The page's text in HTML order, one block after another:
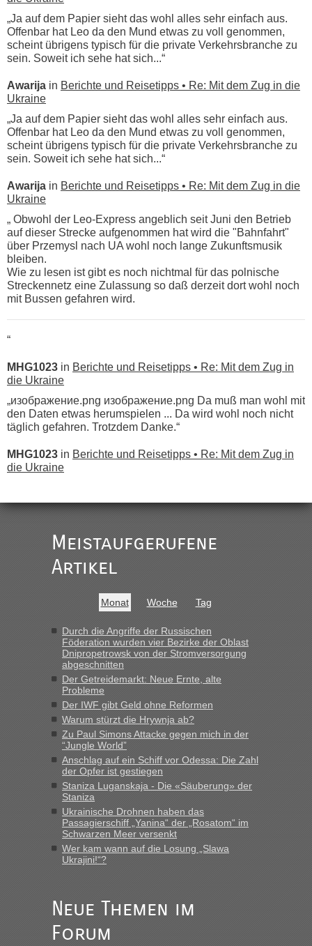
„Ja auf dem Papier sieht das wohl alles sehr einfach aus.
Offenbar hat Leo da den Mund etwas zu voll genommen,
scheint übrigens typisch für die private Verkehrsbranche zu
sein. Soweit ich sehe hat sich...“
Awarija in Berichte und Reisetipps • Re: Mit dem Zug in die
Ukraine
„Ja auf dem Papier sieht das wohl alles sehr einfach aus.
Offenbar hat Leo da den Mund etwas zu voll genommen,
scheint übrigens typisch für die private Verkehrsbranche zu
sein. Soweit ich sehe hat sich...“
Awarija in Berichte und Reisetipps • Re: Mit dem Zug in die
Ukraine
„ Obwohl der Leo-Express angeblich seit Juni den Betrieb
auf dieser Strecke aufgenommen hat wird die "Bahnfahrt"
über Przemysl nach UA wohl noch lange Zukunftsmusik
bleiben.
Wie zu lesen ist gibt es noch nichtmal für das polnische
Streckennetz eine Zulassung so daß derzeit dort wohl noch
mit Bussen gefahren wird.
“
MHG1023 in Berichte und Reisetipps • Re: Mit dem Zug in
die Ukraine
„изображение.png изображение.png Da muß man wohl mit
den Daten etwas herumspielen ... Da wird wohl noch nicht
täglich gefahren. Trotzdem Danke.“
MHG1023 in Berichte und Reisetipps • Re: Mit dem Zug in
die Ukraine
Ist korrekt, aber ich finde man hätte trotzdem im Text gleich
darauf hinweisen können.
War aber nicht "böse" gemeint ...
buchbar - warum auch immer ...
Hab´s versucht - bekomme aber immer angezeigt "auf dieser
Strecke fahren wir nicht"
inBerichte und Reisetipps • Re: Mit dem Zug in
die Ukraine
„Man sollte aber explizit dazu schreiben, daß es ein Zug von
LeoExpress ist - und nur auf deren Webseite kann man die
Fahrkarten kaufen. Zumindest ist es die erste Umsteigefreie
Verbindung von Deutschland...“
Recht, Visa und Dokumente • Re: Deklaration
gebrauchter Kleidung beim Zoll
„Vielen Dank, mit einem Briefchen meiner Frau im Gepäck
gab es keine Probleme“
fast 11 Milliarden aufgedeckt
„Am besten wäre natürlich, wenn die Frau mit dabei ist.
Alleinreisende Männer stehen schließlich immer unter
Meistaufgerufene
Artikel
Monat Woche Tag
Durch die Angriffe der Russischen
Föderation wurden vier Bezirke der Oblast
Dnipropetrowsk von der Stromversorgung
abgeschnitten
Der Getreidemarkt: Neue Ernte, alte
Probleme
Der IWF gibt Geld ohne Reformen
Warum stürzt die Hrywnja ab?
Zu Paul Simons Attacke gegen mich in der
“Jungle World”
Anschlag auf ein Schiff vor Odessa: Die Zahl
der Opfer ist gestiegen
Staniza Luganskaja - Die «Säuberung» der
Staniza
Ukrainische Drohnen haben das
Passagierschiff „Yanina“ der „Rosatom“ im
Schwarzen Meer versenkt
Wer kam wann auf die Losung „Slawa
Ukrajini!“?
Neue Themen im
Forum